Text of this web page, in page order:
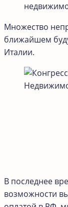
Множество
ближайшем
Италии.
В последнее
возможности